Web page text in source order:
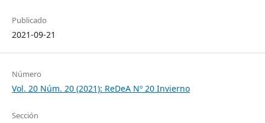
Publicado
2021-09-21
Número
Vol. 20 Núm. 20 (2021): ReDeA Nº 20 Invierno
Sección